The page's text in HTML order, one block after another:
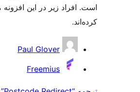
زیر در این افزونه مشارکت
Paul Glover